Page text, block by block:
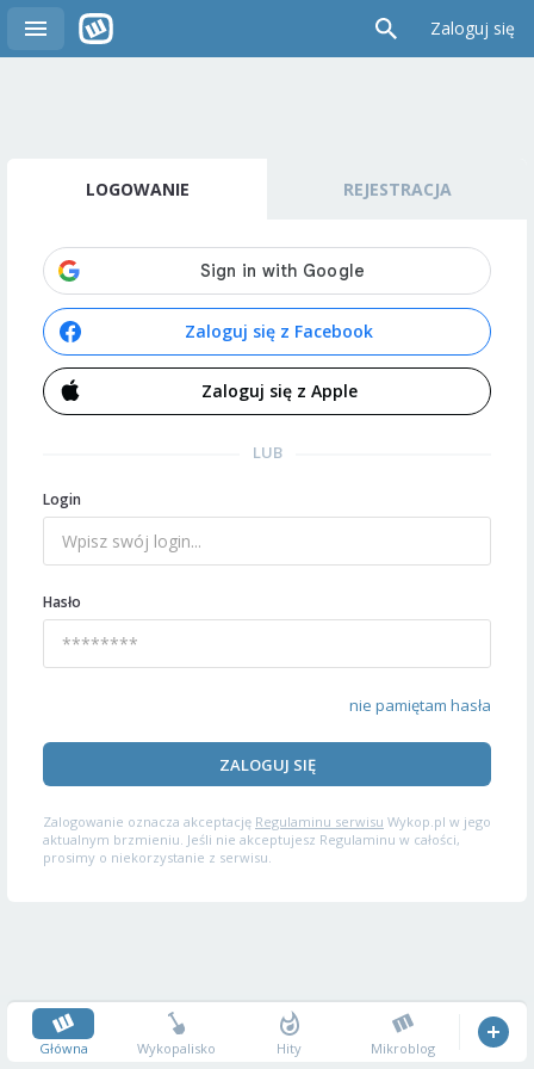
Zaloguj się
LOGOWANIE REJESTRACJA
Zaloguj się z Facebook
Zaloguj się z Apple
LUB
Login
Hasło
nie pamiętam hasła
ZALOGUJ SIĘ
Zalogowanie oznacza akceptację Regulaminu serwisu Wykop.pl w jego
aktualnym brzmieniu. Jeśli nie akceptujesz Regulaminu w całości,
prosimy o niekorzystanie z serwisu.
Główna Wykopalisko Hity Mikroblog